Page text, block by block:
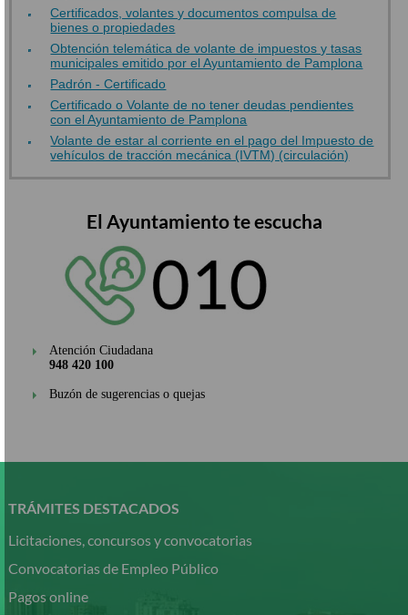
Certificados, volantes y documentos compulsa de
bienes o propiedades
Obtención telemática de volante de impuestos y tasas
municipales emitido por el Ayuntamiento de Pamplona
Padrón - Certificado
Certificado o Volante de no tener deudas pendientes
con el Ayuntamiento de Pamplona
Volante de estar al corriente en el pago del Impuesto de
vehículos de tracción mecánica (IVTM) (circulación)
El Ayuntamiento te escucha
Atención Ciudadana
948 420 100
Buzón de sugerencias o quejas
contenido
TRÁMITES DESTACADOS
Licitaciones, concursos y convocatorias
Convocatorias de Empleo Público
Pagos online